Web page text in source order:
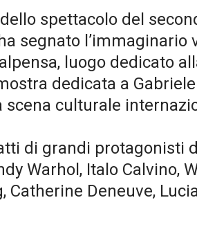
spettacolo del
segnato l’immaginario
luogo dedicato
dedicata a
culturale
di grandi protagonisti
Warhol, Italo Calvino,
Catherine Deneuve,